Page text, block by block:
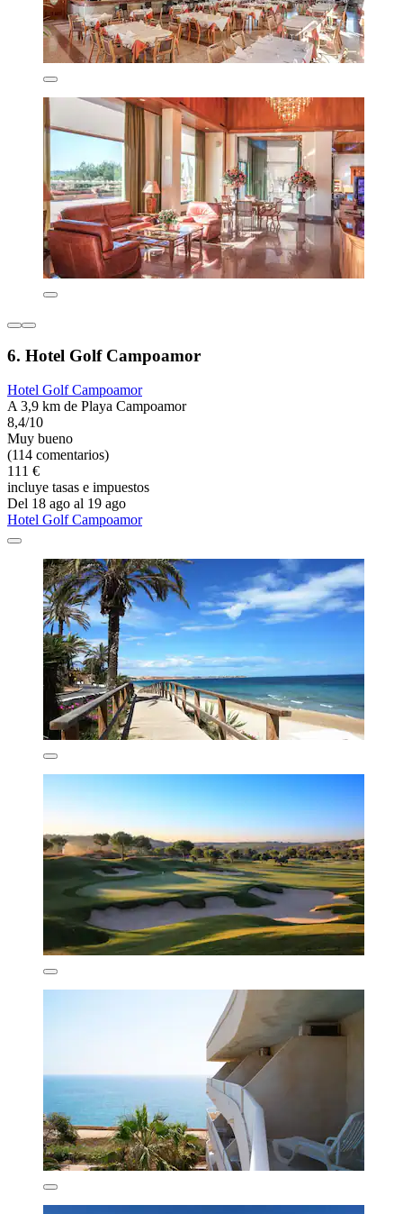
6. Hotel Golf Campoamor
Hotel Golf Campoamor
A 3,9 km de Playa Campoamor
8,4/10
Muy bueno
(114 comentarios)
111 €
incluye tasas e impuestos
Del 18 ago al 19 ago
Hotel Golf Campoamor